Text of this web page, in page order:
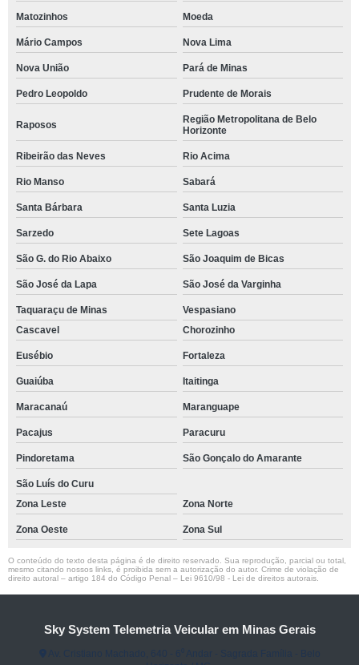
Matozinhos Moeda
Mário Campos Nova Lima
Nova União Pará de Minas
Pedro Leopoldo Prudente de Morais
Raposos
Região Metropolitana de Belo
Horizonte
Ribeirão das Neves Rio Acima
Rio Manso Sabará
Santa Bárbara Santa Luzia
Sarzedo Sete Lagoas
São G. do Rio Abaixo São Joaquim de Bicas
São José da Lapa São José da Varginha
Taquaraçu de Minas
Vespasiano
Cascavel
Chorozinho
Eusébio Fortaleza
Guaiúba Itaitinga
Maracanaú Maranguape
Pacajus Paracuru
Pindoretama São Gonçalo do Amarante
São Luís do Curu
Zona Leste
Zona Norte
Zona Oeste Zona Sul
O conteúdo do texto desta página é de direito reservado. Sua reprodução, parcial ou total,
mesmo citando nossos links, é proibida sem a autorização do autor. Crime de violação de
direito autoral – artigo 184 do Código Penal – Lei 9610/98 - Lei de direitos autorais
Sky System Telemetria Veicular em Minas Gerais